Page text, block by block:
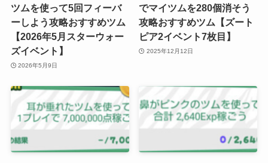
ツムを使って5回フィーバ
ーしよう攻略おすすめツム
【2026年5月スターウォー
ズイベント】
2026年5月9日
でマイツムを280個消そう
攻略おすすめツム【ズート
ピア2イベント7枚目】
2025年12月12日